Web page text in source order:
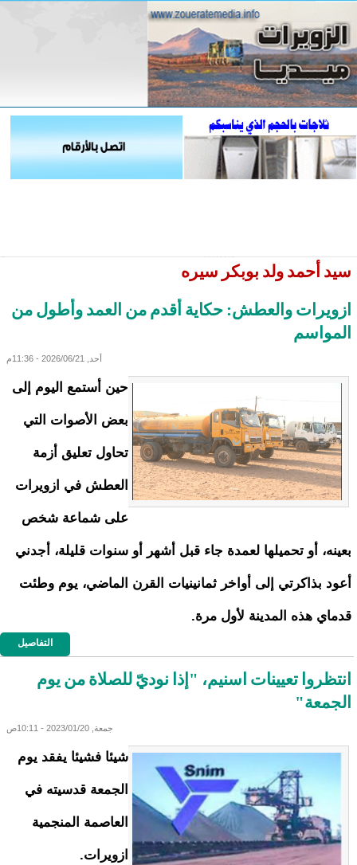
سيد أحمد ولد بوبكر سيره
ازويرات والعطش: حكاية أقدم من العمد وأطول من
المواسم
أحد, 2026/06/21 - 11:36م
حين أستمع اليوم إلى
بعض الأصوات التي
تحاول تعليق أزمة
العطش في ازويرات
على شماعة شخص
بعينه، أو تحميلها لعمدة جاء قبل أشهر أو سنوات قليلة، أجدني
أعود بذاكرتي إلى أواخر ثمانينيات القرن الماضي، يوم وطئت
قدماي هذه المدينة لأول مرة.
التفاصيل
انتظروا تعيينات اسنيم، "إذا نوديّ للصلاة من يوم
الجمعة"
جمعة, 2023/01/20 - 10:11ص
شيئا فشيئا يفقد يوم
الجمعة قدسيته في
العاصمة المنجمية
ازويرات.